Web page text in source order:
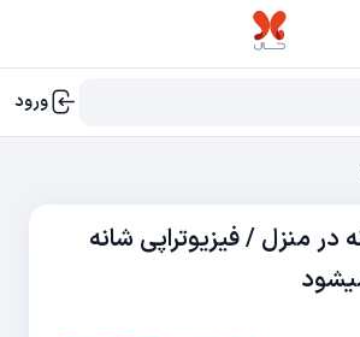
ورود
در منزل / فیزیوتراپی شانه